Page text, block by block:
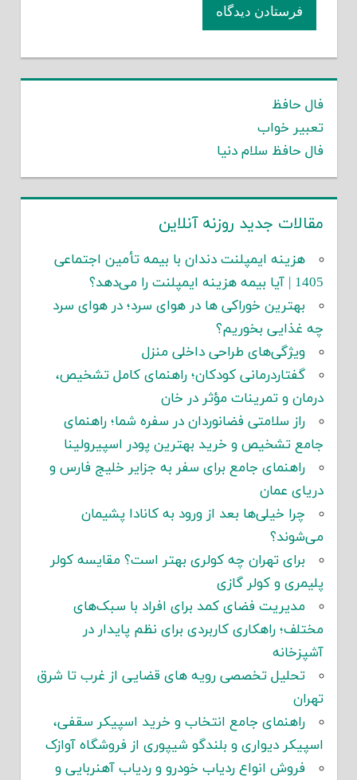
فال حافظ
تعبیر خواب
فال حافظ سلام دنیا
مقالات جدید روزنه آنلاین
هزینه ایمپلنت دندان با بیمه تأمین اجتماعی
1405 | آیا بیمه هزینه ایمپلنت را می‌دهد؟
بهترین خوراکی ها در هوای سرد؛ در هوای سرد
چه غذایی بخوریم؟
ویژگی‌های طراحی داخلی منزل
گفتاردرمانی کودکان؛ راهنمای کامل تشخیص،
درمان و تمرینات مؤثر در خان
راز سلامتی فضانوردان در سفره شما؛ راهنمای
جامع تشخیص و خرید بهترین پودر اسپیرولینا
راهنمای جامع برای سفر به جزایر خلیج فارس و
دریای عمان
چرا خیلی‌ها بعد از ورود به کانادا پشیمان
می‌شوند؟
برای تهران چه کولری بهتر است؟ مقایسه کولر
پلیمری و کولر گازی
مدیریت فضای کمد برای افراد با سبک‌های
مختلف؛ راهکاری کاربردی برای نظم پایدار در
آشپزخانه
تحلیل تخصصی رویه های قضایی از غرب تا شرق
تهران
راهنمای جامع انتخاب و خرید اسپیکر سقفی،
اسپیکر دیواری و بلندگو شیپوری از فروشگاه آوازک
فروش انواع ردیاب خودرو و ردیاب آهنربایی و